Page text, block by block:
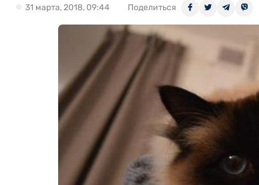
31 марта, 2018, 09:44 Поделиться